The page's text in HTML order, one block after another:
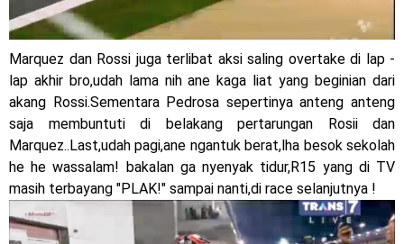
Marquez dan Rossi juga terlibat aksi saling overtake di lap -
lap akhir bro,udah lama nih ane kaga liat yang beginian dari
akang Rossi.Sementara Pedrosa sepertinya anteng anteng
saja membuntuti di belakang pertarungan Rosii dan
Marquez..Last,udah pagi,ane ngantuk berat,lha besok sekolah
he he wassalam! bakalan ga nyenyak tidur,R15 yang di TV
masih terbayang "PLAK!" sampai nanti,di race selanjutnya !